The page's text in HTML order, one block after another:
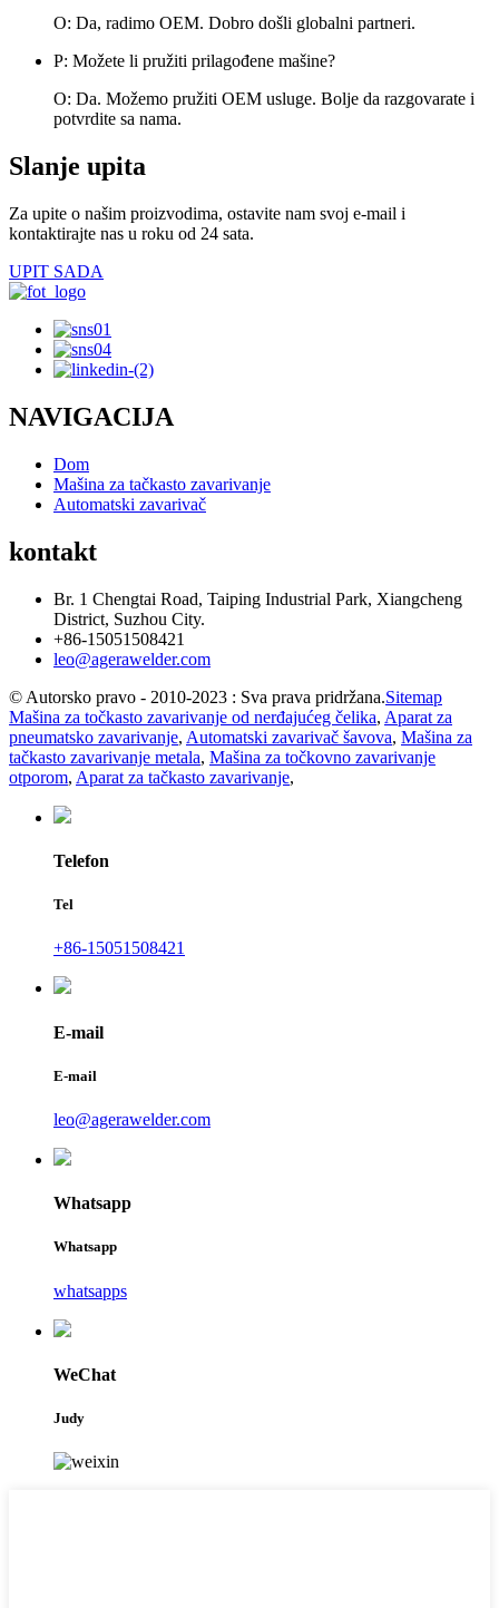
O: Da, radimo OEM. Dobro došli globalni partneri.
P: Možete li pružiti prilagođene mašine?
O: Da. Možemo pružiti OEM usluge. Bolje da razgovarate i
potvrdite sa nama.
Slanje upita
Za upite o našim proizvodima, ostavite nam svoj e-mail i
kontaktirajte nas u roku od 24 sata.
UPIT SADA
NAVIGACIJA
Dom
Mašina za tačkasto zavarivanje
Automatski zavarivač
kontakt
Br. 1 Chengtai Road, Taiping Industrial Park, Xiangcheng
District, Suzhou City.
+86-15051508421
leo@agerawelder.com
© Autorsko pravo - 2010-2023 : Sva prava pridržana.Sitemap
Mašina za točkasto zavarivanje od nerđajućeg čelika, Aparat za
pneumatsko zavarivanje, Automatski zavarivač šavova, Mašina za
tačkasto zavarivanje metala, Mašina za točkovno zavarivanje
otporom, Aparat za tačkasto zavarivanje,
Telefon
Tel
+86-15051508421
E-mail
E-mail
leo@agerawelder.com
Whatsapp
Whatsapp
whatsapps
WeChat
Judy